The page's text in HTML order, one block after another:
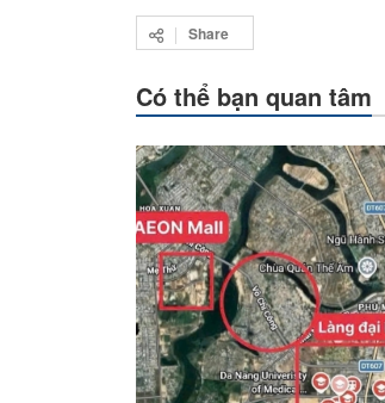
Share
Có thể bạn quan tâm